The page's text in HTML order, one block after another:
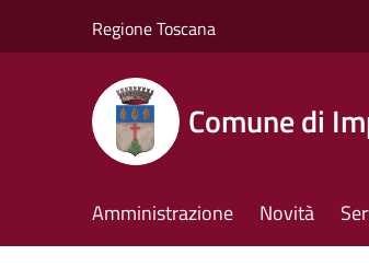
Regione Toscana
Comune di
Amministrazione Novità